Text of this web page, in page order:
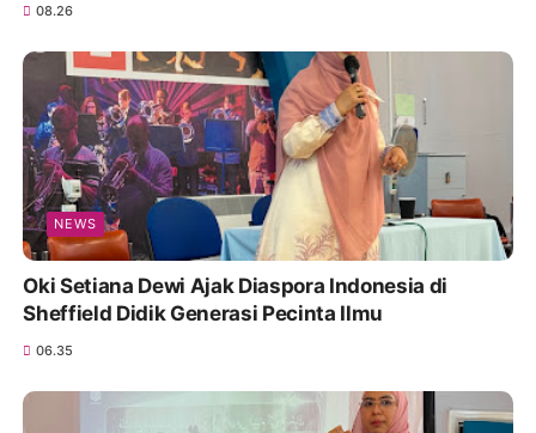
08.26
NEWS
Oki Setiana Dewi Ajak Diaspora Indonesia di
Sheffield Didik Generasi Pecinta Ilmu
06.35